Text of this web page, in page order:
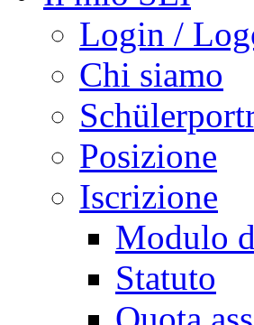
Login /
Chi siamo
Posizione
Iscrizione
Modulo
Statuto